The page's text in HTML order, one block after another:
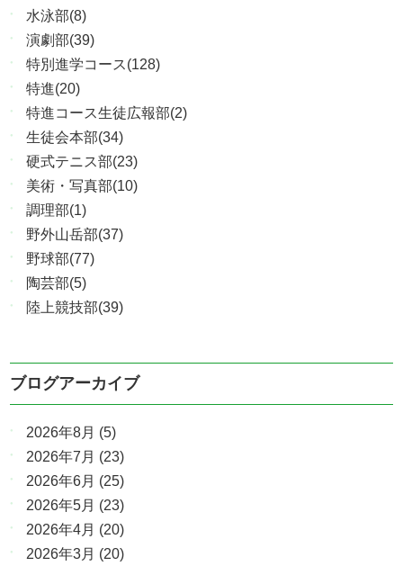
水泳部(8)
演劇部(39)
特別進学コース(128)
特進(20)
特進コース生徒広報部(2)
生徒会本部(34)
硬式テニス部(23)
美術・写真部(10)
調理部(1)
野外山岳部(37)
野球部(77)
陶芸部(5)
陸上競技部(39)
ブログアーカイブ
2026年8月 (5)
2026年7月 (23)
2026年6月 (25)
2026年5月 (23)
2026年4月 (20)
2026年3月 (20)